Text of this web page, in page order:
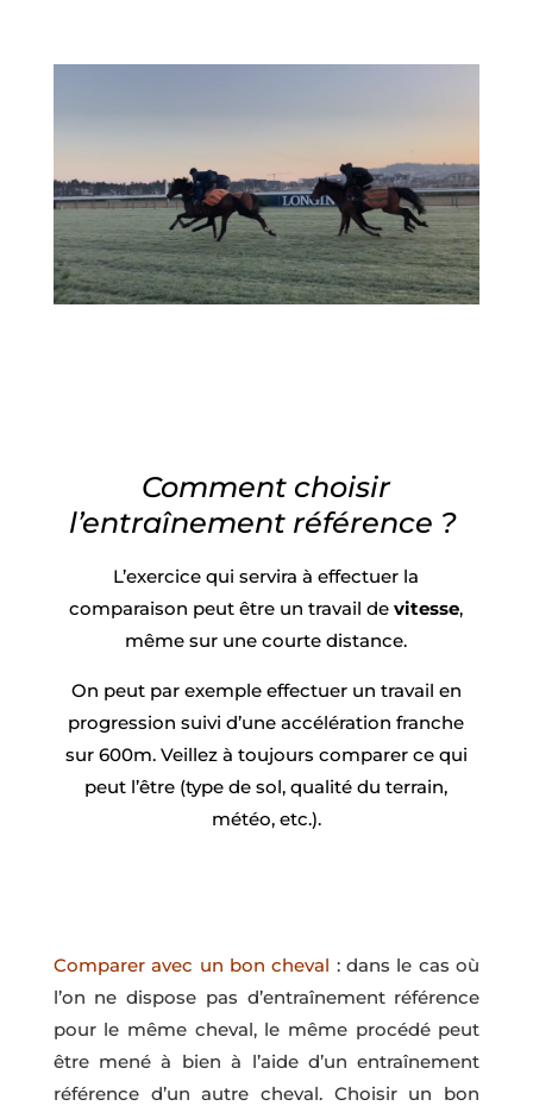
Comment choisir
l’entraînement référence ?
L’exercice qui servira à effectuer la
comparaison peut être un travail devitesse,
même sur une courte distance.
On peut par exemple effectuer un travail en
progression suivi d’une accélération franche
sur 600m. Veillez à toujours comparer ce qui
peut l’être (type de sol, qualité du terrain,
météo, etc.).
Comparer avec un bon cheval : dans le cas où
l’on ne dispose pas d’entraînement référence
pour le même cheval, le même procédé peut
être mené à bien à l’aide d’un entraînement
référence d’un autre cheval. Choisir un bon